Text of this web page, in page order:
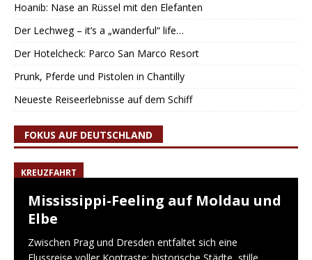
Hoanib: Nase an Rüssel mit den Elefanten
Der Lechweg – it’s a „wanderful“ life…
Der Hotelcheck: Parco San Marco Resort
Prunk, Pferde und Pistolen in Chantilly
Neueste Reiseerlebnisse auf dem Schiff
FOKUS AUF DEUTSCHLAND
KREUZFAHRT
Mississippi-Feeling auf Moldau und
Elbe
Zwischen Prag und Dresden entfaltet sich eine